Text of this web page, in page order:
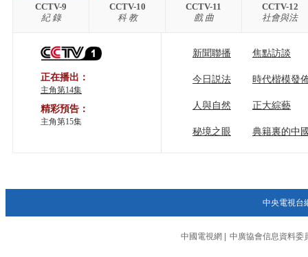
CCTV-9
紀 錄
CCTV-10
科 教
CCTV-11
戲 曲
CCTV-12
社會與法
正在播出：
主角第14集
精彩預告：
主角第15集
新聞聯播 焦點訪談
今日説法 時代楷模發
人與自然 正大綜藝
秘境之眼 典籍裏的中
中央電視台
中國電視網 中廣協會信息資料委